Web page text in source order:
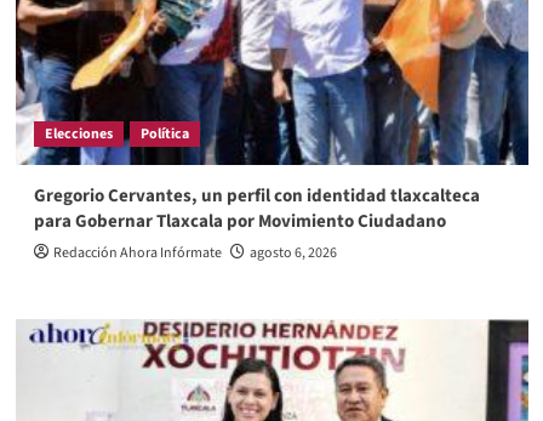
Elecciones Política
Gregorio Cervantes, un perfil con identidad tlaxcalteca
para Gobernar Tlaxcala por Movimiento Ciudadano
Redacción Ahora Infórmate agosto 6, 2026